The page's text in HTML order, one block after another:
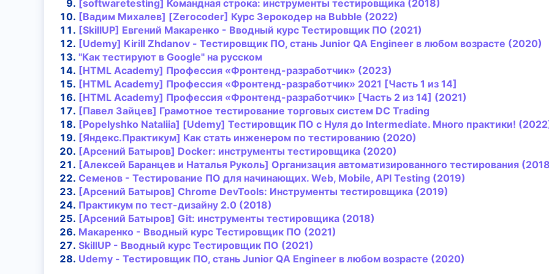
[softwaretesting] Командная строка: инструменты тестировщика (2018)
[Вадим Михалев] [Zerocoder] Курс Зерокодер на Bubble (2022)
[SkillUP] Евгений Макаренко - Вводный курс Тестировщик ПО (2021)
[Udemy] Kirill Zhdanov - Тестировщик ПО, стань Junior QA Engineer в любом возрасте (2020)
"Как тестируют в Google" на русском
[HTML Academy] Профессия «Фронтенд-разработчик» (2023)
[HTML Academy] Профессия «Фронтенд-разработчик» 2021 [Часть 1 из 14]
[HTML Academy] Профессия «Фронтенд-разработчик» [Часть 2 из 14] (2021)
[Павел Зайцев] Грамотное тестирование торговых систем DC Trading
[Popelyshko Nataliia] [Udemy] Тестировщик ПО с Нуля до Intermediate. Много практики!
[Яндекс.Практикум] Как стать инженером по тестированию (2020)
[Арсений Батыров] Docker: инструменты тестировщика (2020)
[Алексей Баранцев и Наталья Руколь] Организация автоматизированного тестирования
Семенов - Тестирование ПО для начинающих. Web, Mobile, API Testing (2019)
[Арсений Батыров] Chrome DevTools: Инструменты тестировщика (2019)
Практикум по тест-дизайну 2.0 (2018)
[Арсений Батыров] Git: инструменты тестировщика (2018)
Макаренко - Вводный курс Тестировщик ПО (2021)
SkillUP - Вводный курс Тестировщик ПО (2021)
Udemy - Тестировщик ПО, стань Junior QA Engineer в любом возрасте (2020)